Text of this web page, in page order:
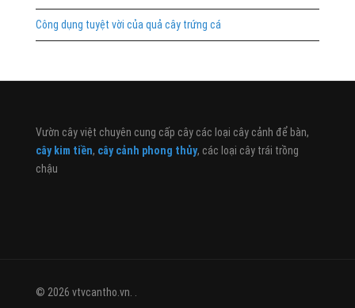
Công dụng tuyệt vời của quả cây trứng cá
Vườn cây việt chuyên cung cấp cây các loại cây cảnh để bàn,
cây kim tiền, cây cảnh phong thủy, các loại cây trái trồng
chậu
© 2026 vtvcantho.vn. .